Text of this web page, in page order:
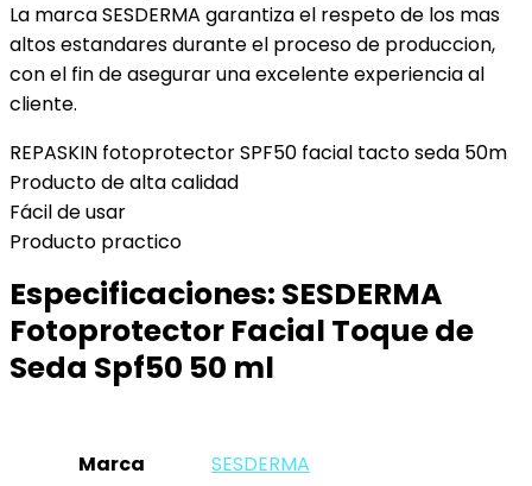
La marca SESDERMA garantiza el respeto de los mas
altos estandares durante el proceso de produccion,
con el fin de asegurar una excelente experiencia al
cliente.
REPASKIN fotoprotector SPF50 facial tacto seda 50m
Producto de alta calidad
Fácil de usar
Producto practico
Especificaciones: SESDERMA
Fotoprotector Facial Toque de
Seda Spf50 50 ml
Marca ‎SESDERMA